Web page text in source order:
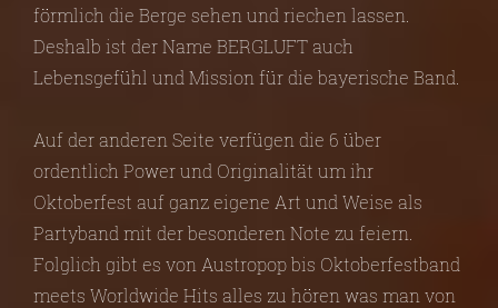
förmlich die Berge sehen und riechen lassen.
Deshalb ist der Name BERGLUFT auch
Lebensgefühl und Mission für die bayerische Band.
Auf der anderen Seite verfügen die 6 über
ordentlich Power und Originalität um ihr
Oktoberfest auf ganz eigene Art und Weise als
Partyband mit der besonderen Note zu feiern.
Folglich gibt es von Austropop bis Oktoberfestband
meets Worldwide Hits alles zu hören was man von